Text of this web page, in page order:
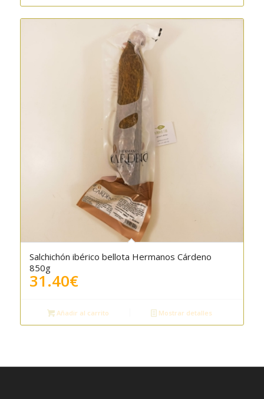
4.50
Salchichón ibérico bellota Hermanos Cárdeno
850g
31.40€
Añadir al carrito Mostrar detalles